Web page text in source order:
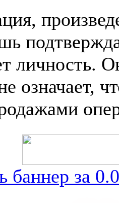
личность.
означает,
баннер за